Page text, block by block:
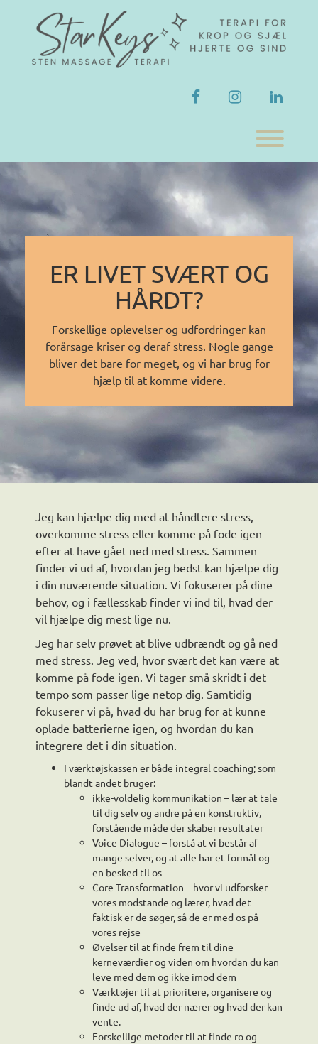
facebookinstagram
ER LIVET SVÆRT OG
HÅRDT?
Forskellige oplevelser og udfordringer kan
forårsage kriser og deraf stress. Nogle gange
bliver det bare for meget, og vi har brug for
hjælp til at komme videre.
Jeg kan hjælpe dig med at håndtere stress,
overkomme stress eller komme på fode igen
efter at have gået ned med stress. Sammen
finder vi ud af, hvordan jeg bedst kan hjælpe dig
i din nuværende situation. Vi fokuserer på dine
behov, og i fællesskab finder vi ind til, hvad der
vil hjælpe dig mest lige nu.
Jeg har selv prøvet at blive udbrændt og gå ned
med stress. Jeg ved, hvor svært det kan være at
komme på fode igen. Vi tager små skridt i det
tempo som passer lige netop dig. Samtidig
fokuserer vi på, hvad du har brug for at kunne
oplade batterierne igen, og hvordan du kan
integrere det i din situation.
I værktøjskassen er både integral coaching; som
blandt andet bruger:
ikke-voldelig kommunikation – lær at tale
til dig selv og andre på en konstruktiv,
forstående måde der skaber resultater
Voice Dialogue – forstå at vi består af
mange selver, og at alle har et formål og
en besked til os
Core Transformation – hvor vi udforsker
vores modstande og lærer, hvad det
faktisk er de søger, så de er med os på
vores rejse
Øvelser til at finde frem til dine
kerneværdier og viden om hvordan du kan
leve med dem og ikke imod dem
Værktøjer til at prioritere, organisere og
finde ud af, hvad der nærer og hvad der kan
vente.
Forskellige metoder til at finde ro og